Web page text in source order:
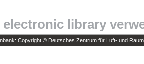
electronic library
Copyright © Deutsches Zentrum für Luft- und